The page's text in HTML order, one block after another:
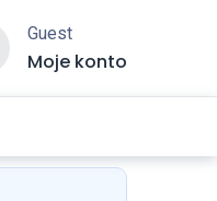
Guest
Moje konto